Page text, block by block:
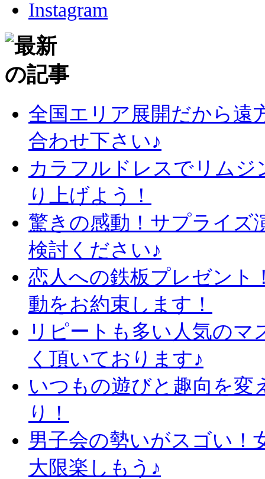
全国エリア展開だから遠
合わせ下さい♪
カラフルドレスでリムジ
り上げよう！
驚きの感動！サプライズ
検討ください♪
恋人への鉄板プレゼント
動をお約束します！
リピートも多い人気の
く頂いております♪
いつもの遊びと趣向を変
り！
男子会の勢いがスゴい！
大限楽しもう♪